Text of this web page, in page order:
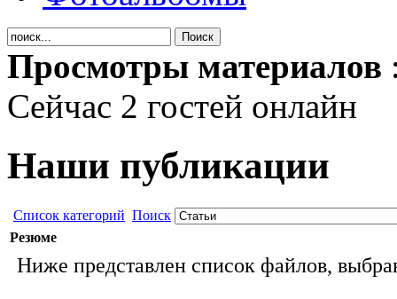
Просмотры материалов
Сейчас 2 гостей онлайн
Наши публикации
Список категорий Поиск
Резюме
Ниже представлен список файлов,